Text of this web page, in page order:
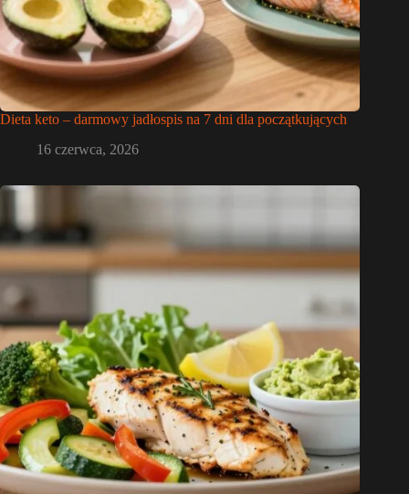
Dieta keto – darmowy jadłospis na 7 dni dla początkujących
16 czerwca, 2026